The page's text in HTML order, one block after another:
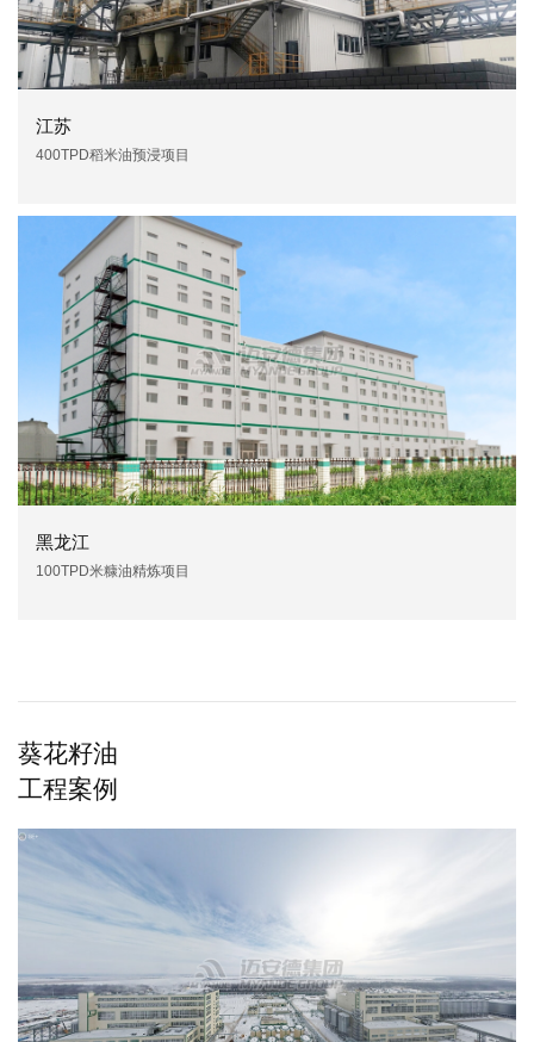
江苏
400TPD稻米油预浸项目
黑龙江
100TPD米糠油精炼项目
葵花籽油
工程案例